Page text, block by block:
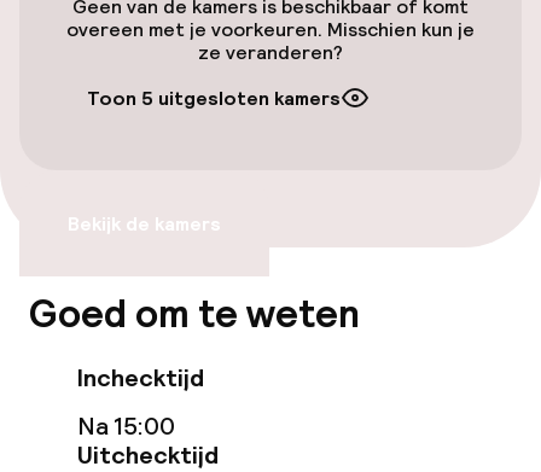
Gratis wifi
Eet- en drinkdiensten
Beleid
Overal rookvrij
Geen van de kamers is beschikbaar of komt
overeen met je voorkeuren. Misschien kun je
ze veranderen?
Toon 5 uitgesloten kamers
Bekijk de kamers
Goed om te weten
Inchecktijd
Na 15:00
Uitchecktijd